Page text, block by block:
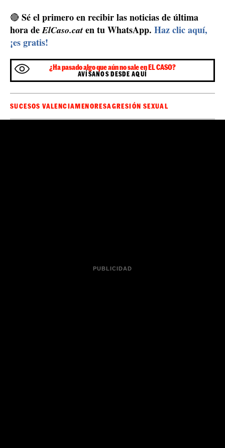
🔴 Sé el primero en recibir las noticias de última
hora deElCaso.cat en tu WhatsApp. Haz clic aquí,
¡es gratis!
¿Ha pasado algo que aún no sale en EL CASO?
AVÍSANOS DESDE AQUÍ
SUCESOS VALENCIAMENORESAGRESIÓN SEXUAL